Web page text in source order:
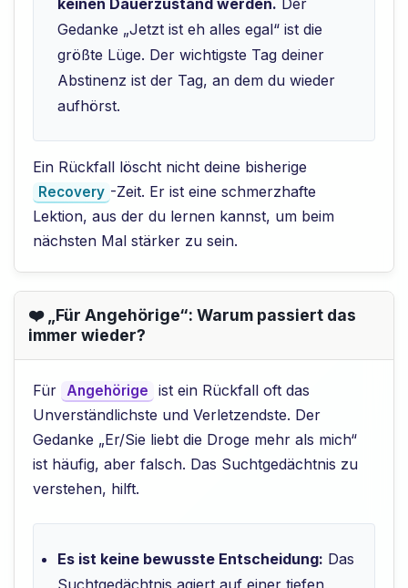
Gedanke „Jetzt ist eh alles egal“ ist die
größte Lüge. Der wichtigste Tag deiner
Abstinenz ist der Tag, an dem du wieder
aufhörst.
Ein Rückfall löscht nicht deine bisherige
Recovery -Zeit. Er ist eine schmerzhafte
Lektion, aus der du lernen kannst, um beim
nächsten Mal stärker zu sein.
❤️ „Für Angehörige“: Warum passiert das
immer wieder?
Für Angehörige
ist ein Rückfall oft das
Unverständlichste und Verletzendste. Der
Gedanke „Er/Sie liebt die Droge mehr als mich“
ist häufig, aber falsch. Das Suchtgedächtnis zu
verstehen, hilft.
Es ist keine bewusste Entscheidung: Das
Suchtgedächtnis agiert auf einer tiefen,